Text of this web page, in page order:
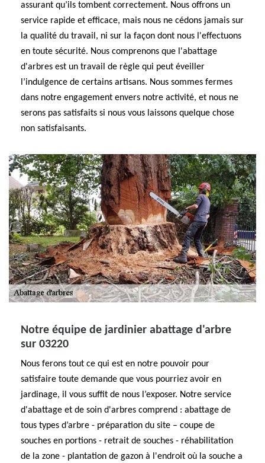
assurant qu’ils tombent correctement. Nous offrons un
service rapide et efficace, mais nous ne cédons jamais sur
la qualité du travail, ni sur la façon dont nous l'effectuons
en toute sécurité. Nous comprenons que l'abattage
d'arbres est un travail de règle qui peut éveiller
l’indulgence de certains artisans. Nous sommes fermes
dans notre engagement envers notre activité, et nous ne
serons pas satisfaits si nous vous laissons quelque chose
non satisfaisants.
Notre équipe de jardinier abattage d'arbre
sur 03220
Nous ferons tout ce qui est en notre pouvoir pour
satisfaire toute demande que vous pourriez avoir en
jardinage, il vous suffit de nous l’exposer. Notre service
d'abattage et de soin d'arbres comprend : abattage de
tous types d’arbre - préparation du site – coupe de
souches en portions - retrait de souches - réhabilitation
de la zone - plantation de gazon à l'endroit où la souche a